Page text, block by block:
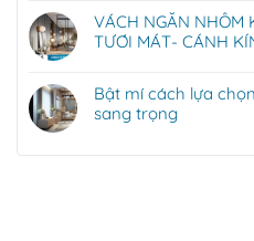
VÁCH NGĂN NHÔM
TƯƠI MÁT- CÁNH
Bật mí cách lựa
sang trọng